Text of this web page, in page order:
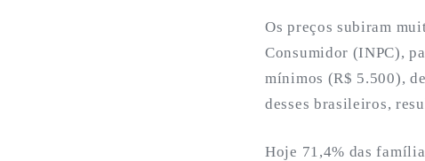
Os preços subiram
Consumidor (INPC),
mínimos (R$ 5.500),
desses brasileiros,
Hoje 71,4% das